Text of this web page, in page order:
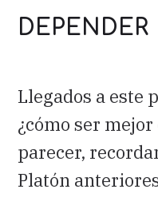
Llegados a este
¿cómo ser
parecer,
Platón